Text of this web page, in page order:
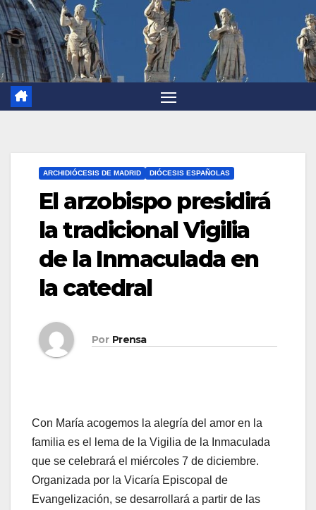
ARCHIDIÓCESIS DE MADRID DIÓCESIS ESPAÑOLAS
El arzobispo presidirá
la tradicional Vigilia
de la Inmaculada en
la catedral
Por Prensa
Con María acogemos la alegría del amor en la
familia es el lema de la Vigilia de la Inmaculada
que se celebrará el miércoles 7 de diciembre.
Organizada por la Vicaría Episcopal de
Evangelización, se desarrollará a partir de las